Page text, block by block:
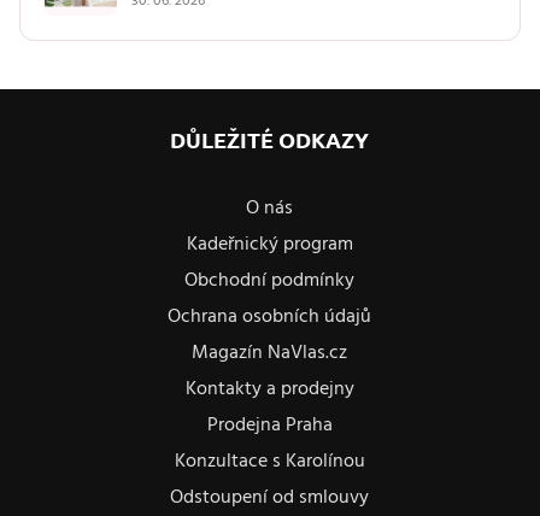
DŮLEŽITÉ ODKAZY
O nás
Kadeřnický program
Obchodní podmínky
Ochrana osobních údajů
Magazín NaVlas.cz
Kontakty a prodejny
Prodejna Praha
Konzultace s Karolínou
Odstoupení od smlouvy